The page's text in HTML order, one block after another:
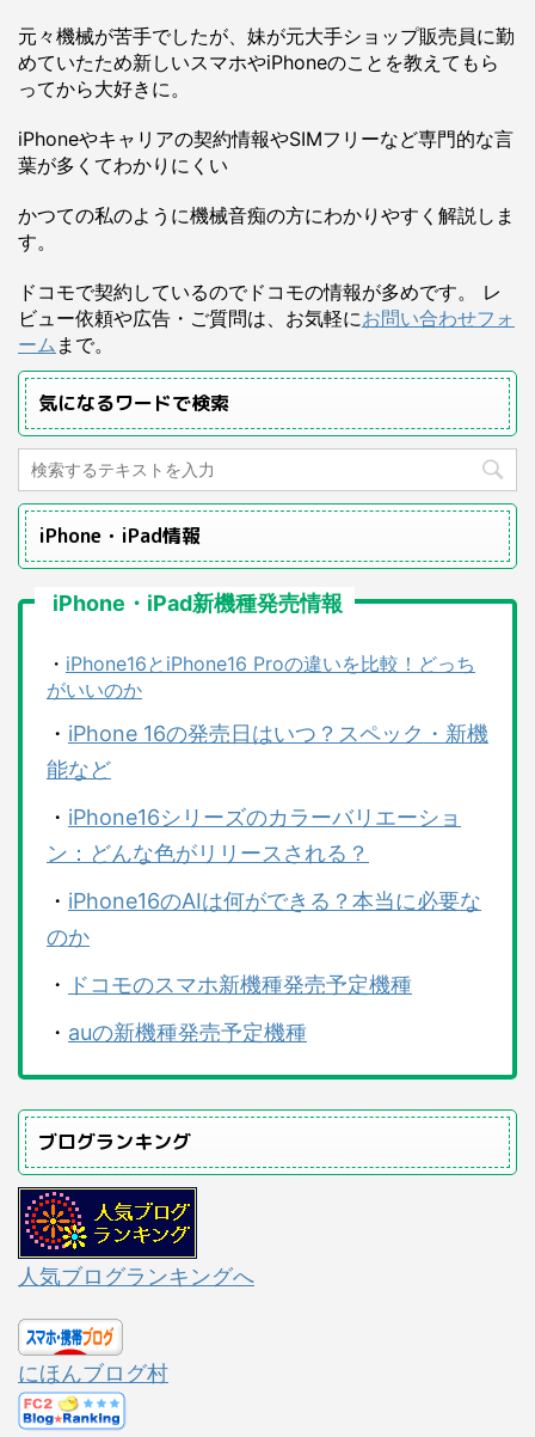
元々機械が苦手でしたが、妹が元大手ショップ販売員に勤
めていたため新しいスマホやiPhoneのことを教えてもら
ってから大好きに。
iPhoneやキャリアの契約情報やSIMフリーなど専門的な言
葉が多くてわかりにくい
かつての私のように機械音痴の方にわかりやすく解説しま
す。
ドコモで契約しているのでドコモの情報が多めです。 レ
ビュー依頼や広告・ご質問は、お気軽にお問い合わせフォ
ーム まで。
気になるワードで検索
iPhone・iPad情報
iPhone・iPad新機種発売情報
・ iPhone16とiPhone16 Proの違いを比較！どっち
がいいのか
・ iPhone 16の発売日はいつ？スペック・新機
能など
・ iPhone16シリーズのカラーバリエーショ
ン：どんな色がリリースされる？
・ iPhone16のAIは何ができる？本当に必要な
のか
・
ドコモのスマホ新機種発売予定機種
・ auの新機種発売予定機種
ブログランキング
人気ブログランキングへ
にほんブログ村